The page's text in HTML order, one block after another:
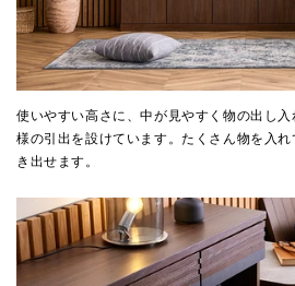
使いやすい高さに、中が見やすく物の出し
様の引出を設けています。たくさん物を入
き出せます。